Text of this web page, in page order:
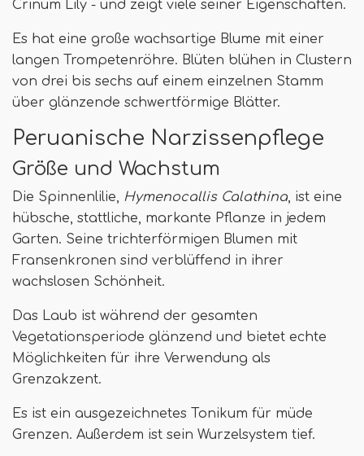
Crinum Lily - und zeigt viele seiner Eigenschaften.
Es hat eine große wachsartige Blume mit einer
langen Trompetenröhre. Blüten blühen in Clustern
von drei bis sechs auf einem einzelnen Stamm
über glänzende schwertförmige Blätter.
Peruanische Narzissenpflege
Größe und Wachstum
Die Spinnenlilie, Hymenocallis Calathina, ist eine
hübsche, stattliche, markante Pflanze in jedem
Garten. Seine trichterförmigen Blumen mit
Fransenkronen sind verblüffend in ihrer
wachslosen Schönheit.
Das Laub ist während der gesamten
Vegetationsperiode glänzend und bietet echte
Möglichkeiten für ihre Verwendung als
Grenzakzent.
Es ist ein ausgezeichnetes Tonikum für müde
Grenzen. Außerdem ist sein Wurzelsystem tief.